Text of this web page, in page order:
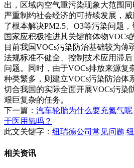
出，区域内空气重污染现象大范围同
严重制约社会经济的可持续发展，
了根本解决PM2.5、O3等污染问题，
国家应积极推进其关键前体物VOCs
目前我国VOCs污染防治基础较为薄
法规标准不健全、控制技术应用滞
问题。同时，由于VOCs排放来源复
种类繁多，则建立VOCs污染防治体
切合我国的实际全面开展VOCs污染
艰巨复杂的任务。
下一篇： 汽车轮胎为什么要充氮气呢
于医用氧吗？
此文关键字： 纽瑞德公司常见问题
相关资讯